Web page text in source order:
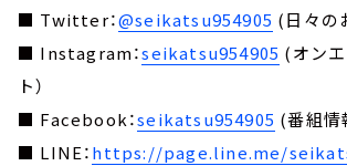
■ Twitter：@seikatsu954905 (日々の
■ Instagram：seikatsu954905 (オン
ト）
■ Facebook：seikatsu954905 (番組情
■ LINE：https://page.line.me/